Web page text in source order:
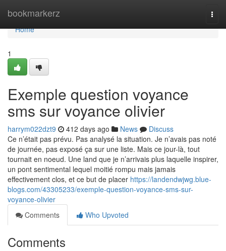
bookmarkerz
Home
Home
1
Exemple question voyance
sms sur voyance olivier
harrym022dzt9 412 days ago News
Discuss
Ce n’était pas prévu. Pas analysé la situation. Je n’avais pas noté
de journée, pas exposé ça sur une liste. Mais ce jour-là, tout
tournait en noeud. Une land que je n’arrivais plus laquelle inspirer,
un pont sentimental lequel moitié rompu mais jamais
effectivement clos, et ce but de placer https://landendwjwg.blue-
blogs.com/43305233/exemple-question-voyance-sms-sur-
voyance-olivier
Comments
Who Upvoted
Comments